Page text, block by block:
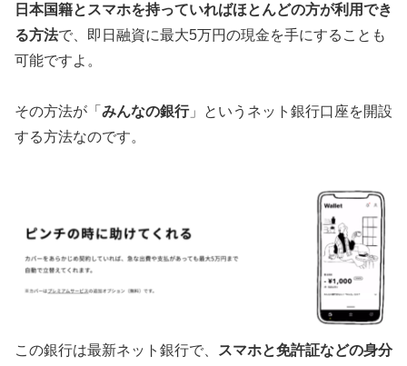
日本国籍とスマホを持っていればほとんどの方が利用でき
る方法で、即日融資に最大5万円の現金を手にすることも
可能ですよ。
その方法が「 みんなの銀行」というネット銀行口座を開設
する方法なのです。
この銀行は最新ネット銀行で、 スマホと免許証などの身分